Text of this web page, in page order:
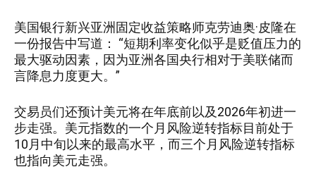
美国银行新兴亚洲固定收益策略师克劳迪奥·皮隆在
一份报告中写道： “短期利率变化似乎是贬值压力的
最大驱动因素，因为亚洲各国央行相对于美联储而
言降息力度更大。”
交易员们还预计美元将在年底前以及2026年初进一
步走强。美元指数的一个月风险逆转指标目前处于
10月中旬以来的最高水平，而三个月风险逆转指标
也指向美元走强。